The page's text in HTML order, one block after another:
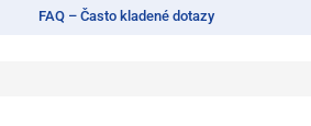
FAQ – Často kladené dotazy